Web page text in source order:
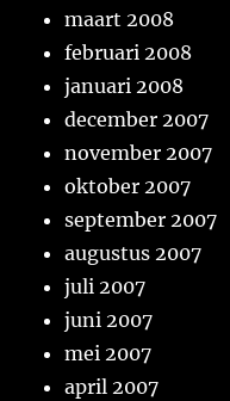
maart 2008
februari 2008
januari 2008
december 2007
november 2007
oktober 2007
september 2007
augustus 2007
juli 2007
juni 2007
mei 2007
april 2007